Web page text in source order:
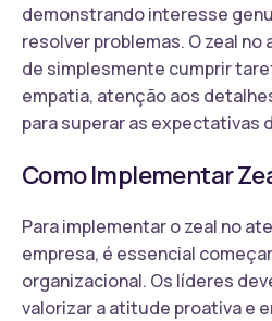
demonstrando interesse
resolver problemas. O zeal
de simplesmente cumprir
empatia, atenção aos
para superar as expectativas
Como Implementar
Para implementar o zeal no
empresa, é essencial
organizacional. Os líderes
valorizar a atitude proativa e